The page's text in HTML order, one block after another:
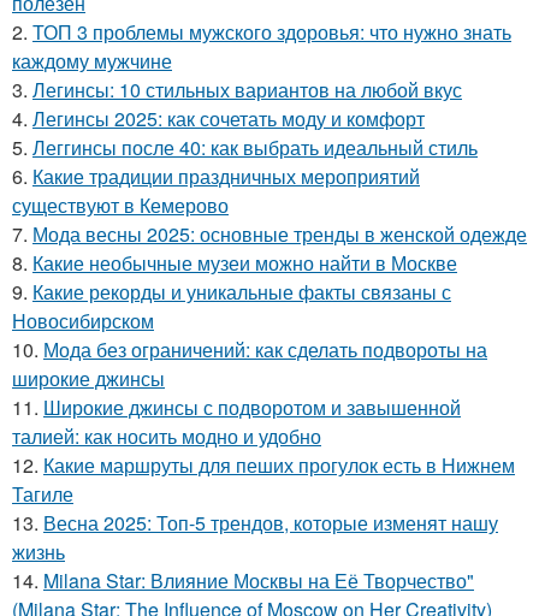
2. ТОП 3 проблемы мужского здоровья: что нужно знать
каждому мужчине
3. Легинсы: 10 стильных вариантов на любой вкус
4. Легинсы 2025: как сочетать моду и комфорт
5. Леггинсы после 40: как выбрать идеальный стиль
6. Какие традиции праздничных мероприятий
существуют в Кемерово
7. Мода весны 2025: основные тренды в женской одежде
8. Какие необычные музеи можно найти в Москве
9. Какие рекорды и уникальные факты связаны с
Новосибирском
10. Мода без ограничений: как сделать подвороты на
широкие джинсы
11. Широкие джинсы с подворотом и завышенной
талией: как носить модно и удобно
12. Какие маршруты для пеших прогулок есть в Нижнем
Тагиле
13. Весна 2025: Топ-5 трендов, которые изменят нашу
жизнь
14. Milana Star: Влияние Москвы на Её Творчество"
(Milana Star: The Influence of Moscow on Her Creativity)